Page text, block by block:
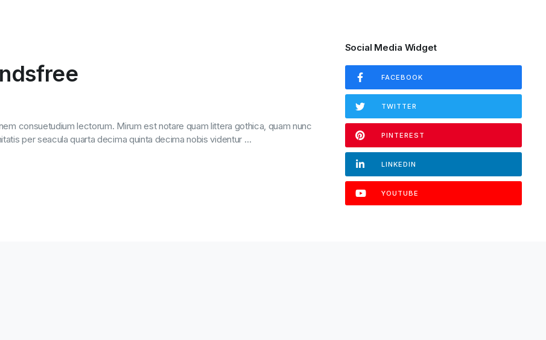
consuetudium lectorum. Mirum est notare quam littera gothica, quam nunc
per seacula quarta decima quinta decima nobis videntur …
Social Media Widget
FACEBOOK
TWITTER
PINTEREST
LINKEDIN
YOUTUBE